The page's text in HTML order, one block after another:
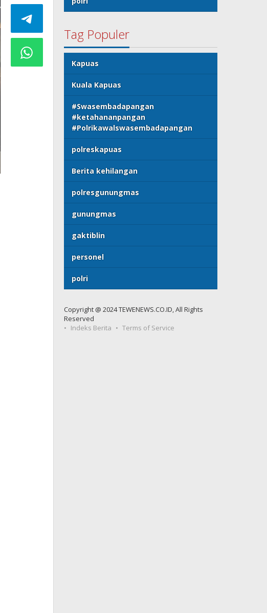
Tag Populer
Kapuas
Kuala Kapuas
#Swasembadapangan
#ketahananpangan
#Polrikawalswasembadapangan
polreskapuas
Berita kehilangan
polresgunungmas
gunungmas
gaktiblin
personel
polri
Copyright @ 2024 TEWENEWS.CO.ID, All Rights
Reserved
Indeks Berita
Terms of Service